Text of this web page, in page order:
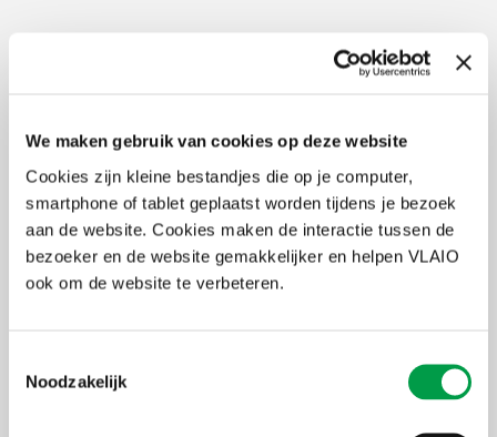
We maken gebruik van cookies op deze website
Cookies zijn kleine bestandjes die op je computer,
smartphone of tablet geplaatst worden tijdens je bezoek
aan de website. Cookies maken de interactie tussen de
bezoeker en de website gemakkelijker en helpen VLAIO
ook om de website te verbeteren.
Noodzakelijk
succesvol afronden van dit traject een attest voor de
Haalbaarheidsadvies
Het moment van de waarheid. Je krijgt realistisch en onderbouwd
je ondernemingsplan